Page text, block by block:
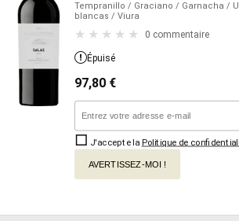
Tempranillo / Graciano / Garnacha /
blancas / Viura
0 commentaire
Épuisé
97,80 €
J'accepte la Politique de
AVERTISSEZ-MOI !